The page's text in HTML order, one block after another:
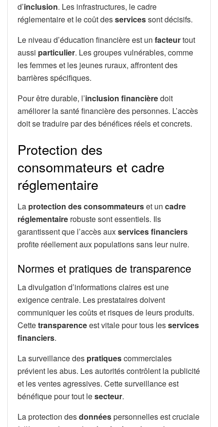
d’inclusion. Les infrastructures, le cadre
réglementaire et le coût desservicessont décisifs.
Le niveau d’éducation financière est un facteurtout
aussi particulier. Les groupes vulnérables, comme
les femmes et les jeunes ruraux, affrontent des
barrières spécifiques.
Pour être durable, l’inclusion financièredoit
améliorer la santé financière des personnes. L’accès
doit se traduire par des bénéfices réels et concrets.
Protection des
consommateurs et cadre
réglementaire
La protection des consommateurset un cadre
réglementaire robuste sont essentiels. Ils
garantissent que l’accès auxservices financiers
profite réellement aux populations sans leur nuire.
Normes et pratiques de transparence
La divulgation d’informations claires est une
exigence centrale. Les prestataires doivent
communiquer les coûts et risques de leurs produits.
Cettetransparenceest vitale pour tous lesservices
financiers.
La surveillance des pratiquescommerciales
prévient les abus. Les autorités contrôlent la publicité
et les ventes agressives. Cette surveillance est
bénéfique pour tout lesecteur.
La protection desdonnéespersonnelles est cruciale